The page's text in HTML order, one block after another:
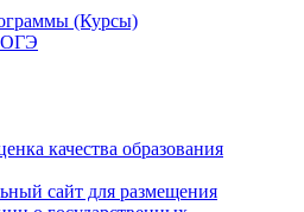
(Курсы)
ОГЭ
качества образования
сайт для размещения